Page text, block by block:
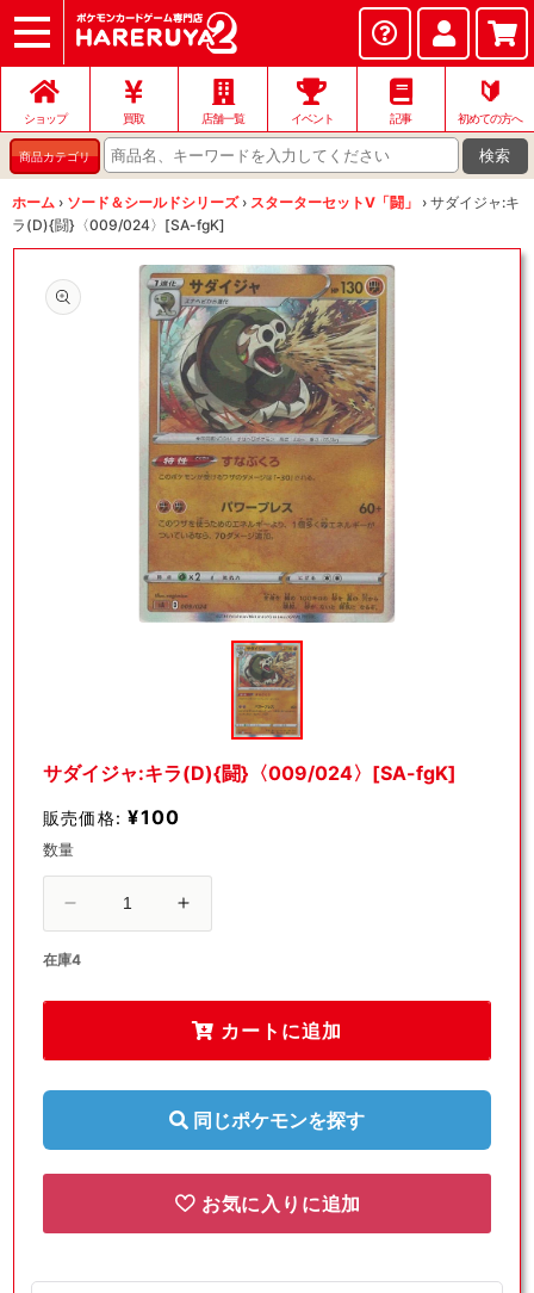
ショップ
店頭買取
ネット買取
店舗一覧
イベント
お問い合わせ
ショップ 買取 店舗一覧 イベント 記事
🔰
初めての方へ
商品カテゴリ 検索
ホーム › ソード＆シールドシリーズ › スターターセットV「闘」 › サダイジャ:キ
ラ(D){闘}〈009/024〉[SA-fgK]
(1)
を
サダイジャ:キラ(D){闘}〈009/024〉[SA-fgK]
販売価格: ¥100
数量
イ
ジ
キ
ラ
〈009/024〉
数
サ
ジ
ャ:
キ
ラ
(D)
〈009/024〉
[SA-
fgK]
数
在庫4
カートに追加
同じポケモンを探す
お気に入りに追加